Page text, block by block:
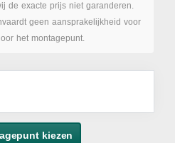
de exacte prijs niet garanderen.
geen aansprakelijkheid voor
het montagepunt.
kiezen